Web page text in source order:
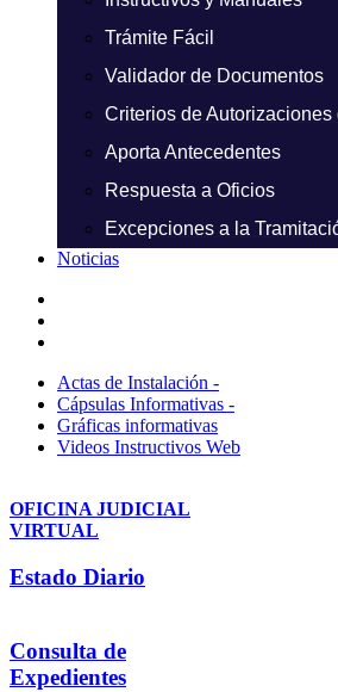
Trámite Fácil
Validador de Documentos
Criterios de Autorizaciones
Aporta Antecedentes
Respuesta a Oficios
Excepciones a la
Noticias
Actas de Instalación -
Cápsulas Informativas -
Gráficas informativas
Videos Instructivos Web
OFICINA JUDICIAL
VIRTUAL
Estado Diario
Consulta de
Expedientes